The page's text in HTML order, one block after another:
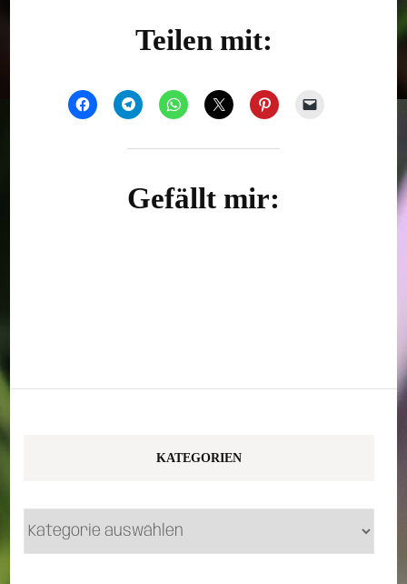
Teilen mit:
Gefällt mir:
KATEGORIEN
Kategorien